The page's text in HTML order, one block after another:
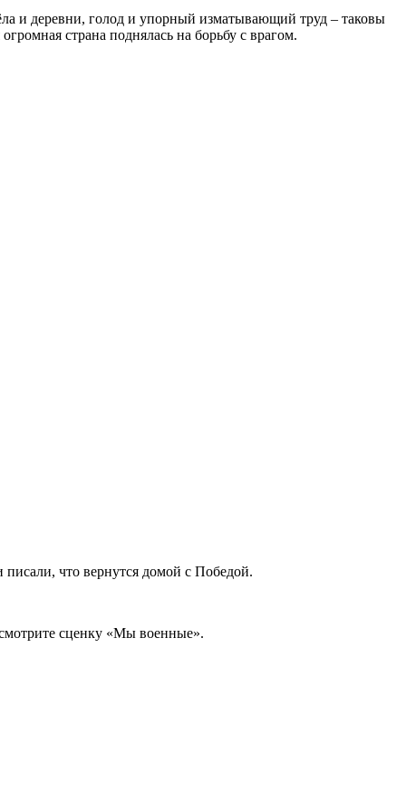
и деревни, голод и упорный изматывающий труд – таковы
страна поднялась на борьбу с врагом.
что вернутся домой с Победой.
сценку «Мы военные».